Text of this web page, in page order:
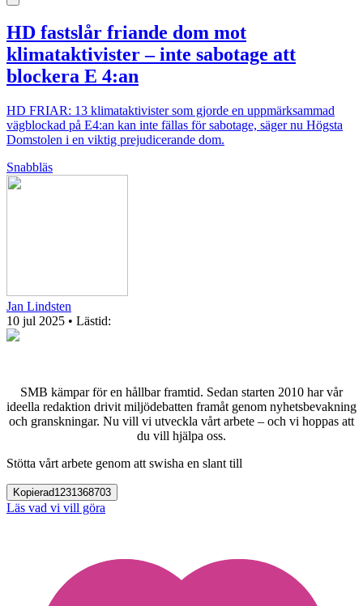
HD fastslår friande dom mot
klimataktivister – inte sabotage att
blockera E 4:an
HD FRIAR: 13 klimataktivister som gjorde en uppmärksammad
vägblockad på E4:an kan inte fällas för sabotage, säger nu Högsta
Domstolen i en viktig prejudicerande dom.
Snabbläs
Jan Lindsten
10 jul 2025 • Lästid:
SMB kämpar för en hållbar framtid. Sedan starten 2010 har vår
ideella redaktion drivit miljödebatten framåt genom nyhetsbevakning
och granskningar. Nu vill vi utveckla vårt arbete – och vi hoppas att
du vill hjälpa oss.
Stötta vårt arbete genom att swisha en slant till
Kopierad1231368703
Läs vad vi vill göra